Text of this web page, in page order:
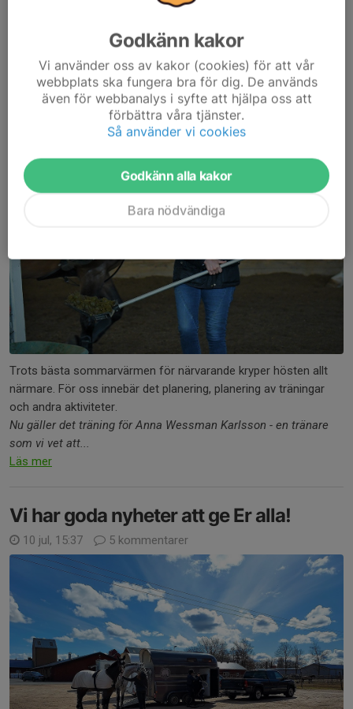
Sugen på hoppträning för Anna i höst?
10 kommentarer
Trots bästa sommarvärmen för närvarande kryper hösten allt
närmare. För oss innebär det planering, planering av träningar
och andra aktiviteter.
Nu gäller det träning för Anna Wessman Karlsson - en tränare
som vi vet att...
Läs mer
Vi har goda nyheter att ge Er alla!
10 jul, 15:37 5 kommentarer
Godkänn kakor
Vi använder oss av kakor (cookies) för att vår
webbplats ska fungera bra för dig. De används
även för webbanalys i syfte att hjälpa oss att
förbättra våra tjänster.
Så använder vi cookies
Godkänn alla kakor
Bara nödvändiga